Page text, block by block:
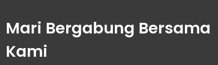
Mari Bergabung Bersama
Kami